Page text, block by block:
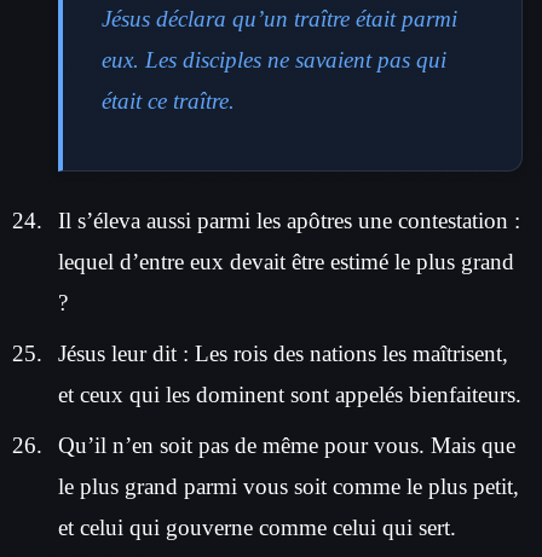
Jésus déclara qu’un traître était parmi
eux. Les disciples ne savaient pas qui
était ce traître.
Il s’éleva aussi parmi les apôtres une contestation :
lequel d’entre eux devait être estimé le plus grand
?
Jésus leur dit : Les rois des nations les maîtrisent,
et ceux qui les dominent sont appelés bienfaiteurs.
Qu’il n’en soit pas de même pour vous. Mais que
le plus grand parmi vous soit comme le plus petit,
et celui qui gouverne comme celui qui sert.